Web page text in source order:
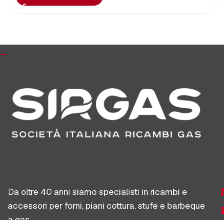
Da oltre 40 anni siamo specialisti in ricambi e
accessori per forni, piani cottura, stufe e barbeque